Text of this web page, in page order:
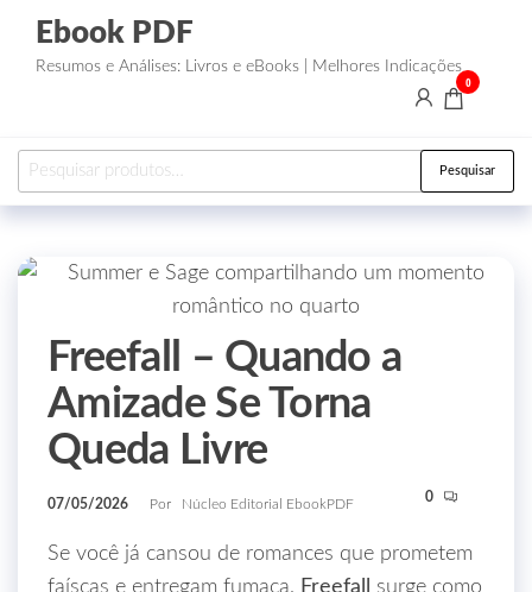
Ebook PDF
Resumos e Análises: Livros e eBooks | Melhores Indicações
0
Pesquisar
Freefall – Quando a
Amizade Se Torna
Queda Livre
07/05/2026 Por Núcleo Editorial EbookPDF 0
Se você já cansou de romances que prometem
faíscas e entregam fumaça, Freefall
surge como